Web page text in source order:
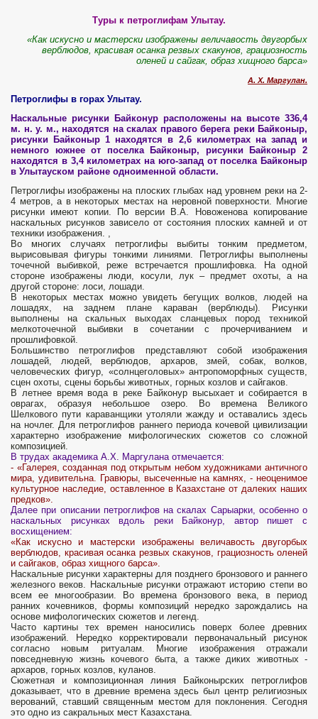
Туры к петроглифам Улытау.
«Как искусно и мастерски изображены величавость двугорбых
верблюдов, красивая осанка резвых скакунов, грациозность
оленей и сайгак, образ хищного барса»
А. Х. Маргулан.
Петроглифы в горах Улытау.
Наскальные рисунки Байконур расположены на высоте 336,4
м. н. у. м., находятся на скалах правого берега реки Байконыр,
рисунки Байконыр 1 находятся в 2,6 километрах на запад и
немного южнее от поселка Байконыр, рисунки Байконыр 2
находятся в 3,4 километрах на юго-запад от поселка Байконыр
в Улытауском районе одноименной области.
Петроглифы изображены на плоских глыбах над уровнем реки на 2-
4 метров, а в некоторых местах на неровной поверхности. Многие
рисунки имеют копии. По версии В.А. Новоженова копирование
наскальных рисунков зависело от состояния плоских камней и от
техники изображения. ,
Во многих случаях петроглифы выбиты тонким предметом,
вырисовывая фигуры тонкими линиями. Петроглифы выполнены
точечной выбивкой, реже встречается прошлифовка. На одной
стороне изображены люди, косули, лук – предмет охоты, а на
другой стороне: лоси, лошади.
В некоторых местах можно увидеть бегущих волков, людей на
лошадях, на заднем плане караван (верблюды). Рисунки
выполнены на скальных выходах сланцевых пород техникой
мелкоточечной выбивки в сочетании с прочерчиванием и
прошлифовкой.
Большинство петроглифов представляют собой изображения
лошадей, людей, верблюдов, архаров, змей, собак, волков,
человеческих фигур, «солнцеголовых» антропоморфных существ,
сцен охоты, сцены борьбы животных, горных козлов и сайгаков.
В летнее время вода в реке Байконур высыхает и собирается в
оврагах, образуя небольшое озеро. Во времена Великого
Шелкового пути караванщики утоляли жажду и оставались здесь
на ночлег. Для петроглифов раннего периода кочевой цивилизации
характерно изображение мифологических сюжетов со сложной
композицией.
В трудах академика А.Х. Маргулана отмечается:
- «Галерея, созданная под открытым небом художниками античного
мира, удивительна. Гравюры, высеченные на камнях, - неоценимое
культурное наследие, оставленное в Казахстане от далеких наших
предков».
Далее при описании петроглифов на скалах Сарыарки, особенно о
наскальных рисунках вдоль реки Байконур, автор пишет с
восхищением:
«Как искусно и мастерски изображены величавость двугорбых
верблюдов, красивая осанка резвых скакунов, грациозность оленей
и сайгаков, образ хищного барса».
Наскальные рисунки характерны для позднего бронзового и раннего
железного веков. Наскальные рисунки отражают историю степи во
всем ее многообразии. Во времена бронзового века, в период
ранних кочевников, формы композиций нередко зарождались на
основе мифологических сюжетов и легенд.
Часто картины тех времен наносились поверх более древних
изображений. Нередко корректировали первоначальный рисунок
согласно новым ритуалам. Многие изображения отражали
повседневную жизнь кочевого быта, а также диких животных -
архаров, горных козлов, куланов.
Сюжетная и композиционная линия Байконырских петроглифов
доказывает, что в древние времена здесь был центр религиозных
верований, ставший священным местом для поклонения. Сегодня
это одно из сакральных мест Казахстана.